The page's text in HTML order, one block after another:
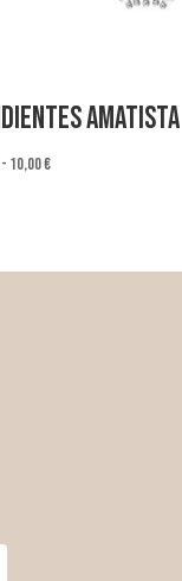
Amatista
- 10,00€Rango
6,00 €